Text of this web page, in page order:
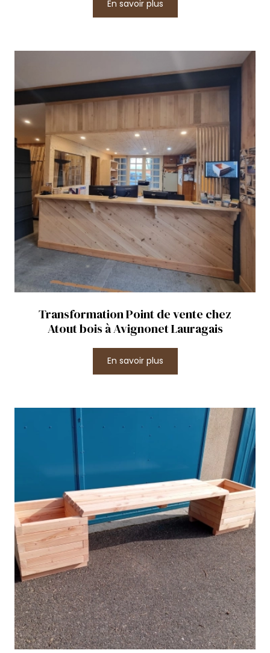
En savoir plus
Transformation Point de vente chez
Atout bois à Avignonet Lauragais
En savoir plus